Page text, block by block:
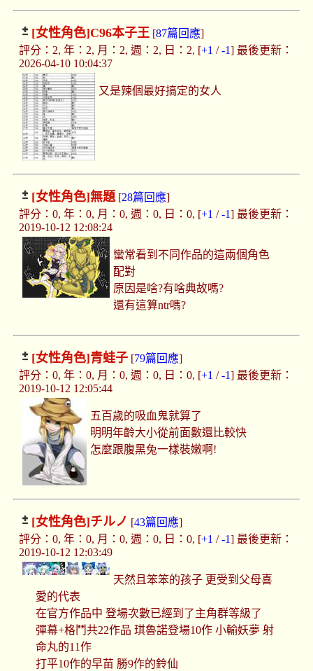
[女性角色]C96本子王 [87篇回應]
評分：2, 年：2, 月：2, 週：2, 日：2, [+1 /-1] 最後更新：
2026-04-10 10:04:37
又是辣個最好搞定的女人
[女性角色]無題[28篇回應]
評分：0, 年：0, 月：0, 週：0, 日：0, [+1 /-1] 最後更新：
2019-10-12 12:08:24
蠻常看到不同作品的這兩個角色
配對
原因是啥?有啥典故嗎?
還有這算ntr嗎?
[女性角色]青蛙子[79篇回應]
評分：0, 年：0, 月：0, 週：0, 日：0, [+1 /-1] 最後更新：
2019-10-12 12:05:44
五百歲的吸血鬼就算了
明明年齡大小從前面數還比較快
怎麼跟腹黑兔一樣裝嫩啊!
[女性角色]チルノ [43篇回應]
評分：0, 年：0, 月：0, 週：0, 日：0, [+1 /-1] 最後更新：
2019-10-12 12:03:49
天然且笨笨的孩子 更受到父母喜
愛的代表
在官方作品中 登場次數已經到了主角群等級了
彈幕+格鬥共22作品 琪魯諾登場10作 小輸妖夢 射
命丸的11作
打平10作的早苗 勝9作的鈴仙